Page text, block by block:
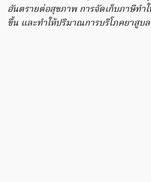
อันตรายต่อสุขภาพ การจัดเก็บภาษีทํา
ขึ้น และทําให้ปริมาณการบริโภคยาสูบ